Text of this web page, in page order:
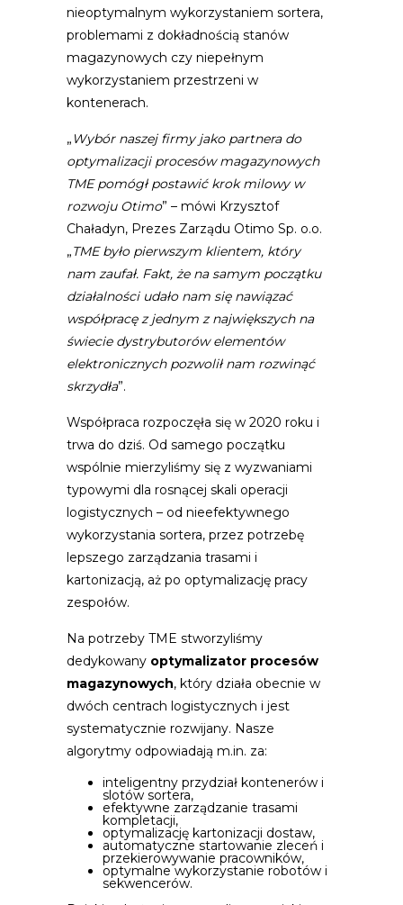
nieoptymalnym wykorzystaniem sortera,
problemami z dokładnością stanów
magazynowych czy niepełnym
wykorzystaniem przestrzeni w
kontenerach.
„ Wybór naszej firmy jako partnera do
optymalizacji procesów magazynowych
TME pomógł postawić krok milowy w
rozwoju Otimo” – mówi Krzysztof
Chaładyn, Prezes Zarządu Otimo Sp. o.o.
„TME było pierwszym klientem, który
nam zaufał. Fakt, że na samym początku
działalności udało nam się nawiązać
współpracę z jednym z największych na
świecie dystrybutorów elementów
elektronicznych pozwolił nam rozwinąć
skrzydła”.
Współpraca rozpoczęła się w 2020 roku i
trwa do dziś. Od samego początku
wspólnie mierzyliśmy się z wyzwaniami
typowymi dla rosnącej skali operacji
logistycznych – od nieefektywnego
wykorzystania sortera, przez potrzebę
lepszego zarządzania trasami i
kartonizacją, aż po optymalizację pracy
zespołów.
Na potrzeby TME stworzyliśmy
dedykowany optymalizator procesów
magazynowych, który działa obecnie w
dwóch centrach logistycznych i jest
systematycznie rozwijany. Nasze
algorytmy odpowiadają m.in. za:
inteligentny przydział kontenerów i
slotów sortera,
efektywne zarządzanie trasami
kompletacji,
optymalizację kartonizacji dostaw,
automatyczne startowanie zleceń i
przekierowywanie pracowników,
optymalne wykorzystanie robotów i
sekwencerów.